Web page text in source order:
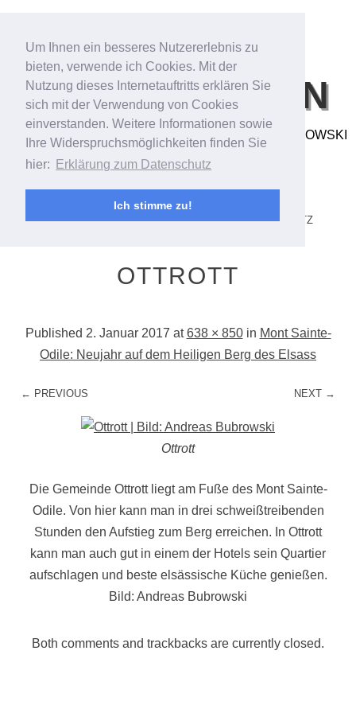
Um Ihnen ein besseres Nutzererlebnis zu
bieten, verwende ich Cookies. Mit der
Nutzung dieses Internetauftritts erklären Sie
sich mit der Verwendung von Cookies
einverstanden. Weitere Informationen sowie
Ihre Widerspruchsmöglichkeiten finden Sie
hier:
Erklärung zum Datenschutz
Ich stimme zu!
BILDFANTASIEN
FOTO- & VIDEOARBEITEN VON ANDREAS BUBROWSKI
MENU
PORTFOLIO KONTAKT IMPRESSUM DATENSCHUTZ
OTTROTT
Published 2. Januar 2017 at638 × 850in Mont Sainte-
Odile: Neujahr auf dem Heiligen Berg des Elsass
← PREVIOUS NEXT →
Ottrott
Die Gemeinde Ottrott liegt am Fuße des Mont Sainte-
Odile. Von hier kann man in drei schweißtreibenden
Stunden den Aufstieg zum Berg erreichen. In Ottrott
kann man auch gut in einem der Hotels sein Quartier
aufschlagen und beste elsässische Küche genießen.
Bild: Andreas Bubrowski
Both comments and trackbacks are currently closed.